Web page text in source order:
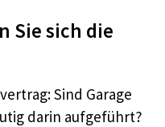
Sie sich die
Sind Garage
darin aufgeführt?